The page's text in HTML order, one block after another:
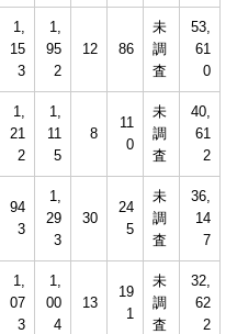
1,
15
3
1,
95
2
12 86
未
調
査
53,
61
0
1,
21
2
1,
11
5
8
11
0
未
調
査
40,
61
2
94
3
1,
29
3
30
24
5
未
調
査
36,
14
7
1,
07
3
1,
00
4
13
19
1
未
調
査
32,
62
2